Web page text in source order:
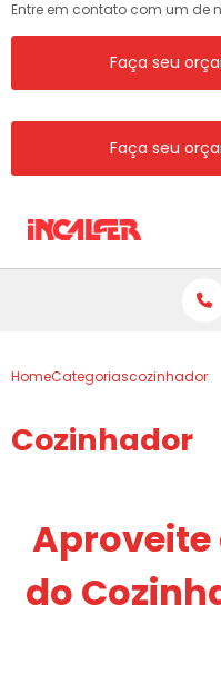
Entre em contato com um de
Faça seu
Faça seu
HomeCategoriascozinhador
Cozinhador
Aproveite
do